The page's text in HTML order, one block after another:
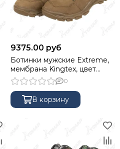
9375.00 руб
Ботинки мужские Extreme,
мембрана Kingtex, цвет
Coyote Brown, 46 NISUS
0
В корзину